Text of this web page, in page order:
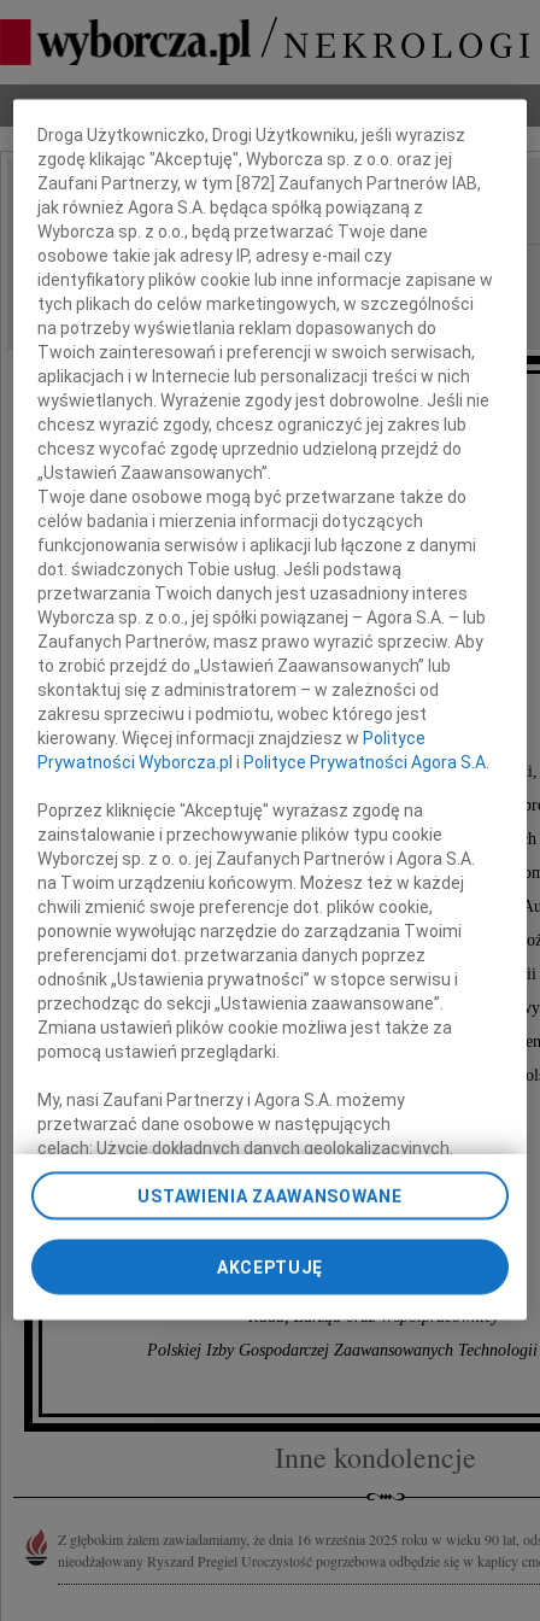
Nekrologi Odeszli Poradnik pogrzebowy
IMIĘ I NAZWISKO: Ryszard Pregiel
REGION: Katowice
DATA EMISJI: 26.09.2025
Z ogromnym żalem i smutkiem żegnamy
Prof. nzw. dr hab. inż.
Ryszarda Pregiela
wybitnego specjalistę w dziedzinie elektroniki,
i robotyki, organizatora nauki i menedżera, dziekana i
wieloletniego dyrektora instytutów badawczych
i przedsiębiorstw przemysłowych, podsekretarza stanu w
i Postępu Technicznego, prezesa Zrzeszenia Przemysłu
i Aparatury Pomiarowej MERA, a także prezesa i
Polskiej Izby Gospodarczej Zaawansowanych
autora podręczników, książek i licznych publikacji
wielu komitetów i stowarzyszeń, odznaczonego wysokimi
w tym Krzyżem Oficerskim Orderu Odrodzenia
Rodzinie i Bliskim
wyrazy głębokiego współczucia składają
Rada, Zarząd oraz Współpracownicy
Polskiej Izby Gospodarczej Zaawansowanych
Inne kondolencje
Z głębokim żalem zawiadamiamy, że dnia 16 września 2025 roku w wieku 90 lat,
nieodżałowany Ryszard Pregiel Uroczystość pogrzebowa odbędzie się w kaplicy
Dbamy o Twoją prywatność
Droga Użytkowniczko, Drogi Użytkowniku, jeśli wyrazisz
zgodę klikając "Akceptuję", Wyborcza sp. z o.o. oraz jej
Zaufani Partnerzy, w tym [872 ] Zaufanych Partnerów IAB,
jak również Agora S.A. będąca spółką powiązaną z
Wyborcza sp. z o.o., będą przetwarzać Twoje dane
osobowe takie jak adresy IP, adresy e-mail czy
identyfikatory plików cookie lub inne informacje zapisane w
tych plikach do celów marketingowych, w szczególności
na potrzeby wyświetlania reklam dopasowanych do
Twoich zainteresowań i preferencji w swoich serwisach,
aplikacjach i w Internecie lub personalizacji treści w nich
wyświetlanych. Wyrażenie zgody jest dobrowolne. Jeśli nie
chcesz wyrazić zgody, chcesz ograniczyć jej zakres lub
chcesz wycofać zgodę uprzednio udzieloną przejdź do
„Ustawień Zaawansowanych”.
Twoje dane osobowe mogą być przetwarzane także do
celów badania i mierzenia informacji dotyczących
funkcjonowania serwisów i aplikacji lub łączone z danymi
dot. świadczonych Tobie usług. Jeśli podstawą
przetwarzania Twoich danych jest uzasadniony interes
Wyborcza sp. z o.o., jej spółki powiązanej – Agora S.A. – lub
Zaufanych Partnerów, masz prawo wyrazić sprzeciw. Aby
to zrobić przejdź do „Ustawień Zaawansowanych” lub
skontaktuj się z administratorem – w zależności od
zakresu sprzeciwu i podmiotu, wobec którego jest
kierowany. Więcej informacji znajdziesz w Polityce
Prywatności Wyborcza.pl i Polityce Prywatności Agora S.A.
Poprzez kliknięcie "Akceptuję" wyrażasz zgodę na
zainstalowanie i przechowywanie plików typu cookie
Wyborczej sp. z o. o. jej Zaufanych Partnerów i Agora S.A.
na Twoim urządzeniu końcowym. Możesz też w każdej
chwili zmienić swoje preferencje dot. plików cookie,
ponownie wywołując narzędzie do zarządzania Twoimi
preferencjami dot. przetwarzania danych poprzez
odnośnik „Ustawienia prywatności” w stopce serwisu i
przechodząc do sekcji „Ustawienia zaawansowane”.
Zmiana ustawień plików cookie możliwa jest także za
pomocą ustawień przeglądarki.
My, nasi Zaufani Partnerzy i Agora S.A. możemy
przetwarzać dane osobowe w następujących
celach:Użycie dokładnych danych geolokalizacyjnych.
Aktywne skanowanie charakterystyki urządzenia do celów
identyfikacji. Przechowywanie informacji na urządzeniu lub
dostęp do nich. Spersonalizowane reklamy i treści, pomiar
reklam i treści, badnie odbiorców i ulepszanie usług.
Lista Zaufanych Partnerów
USTAWIENIA ZAAWANSOWANE
AKCEPTUJĘ